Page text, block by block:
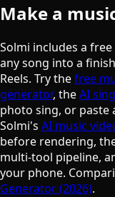
Make a
Solmi includes a free
any song into a
Reels. Try thefree
generator, theAI
photo sing, or paste
Solmi's AI music
before rendering,
multi-tool pipeline,
your phone.
Generator (2026).